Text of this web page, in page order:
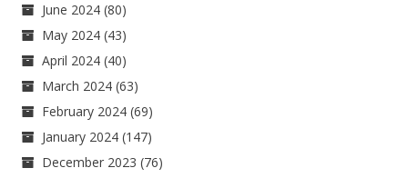
June 2024 (80)
May 2024 (43)
April 2024 (40)
March 2024 (63)
February 2024 (69)
January 2024 (147)
December 2023 (76)